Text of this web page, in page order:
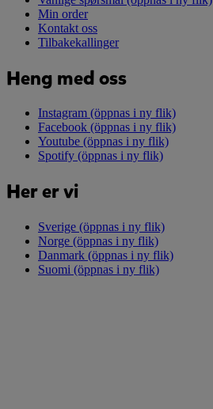
Min order
Kontakt oss
Tilbakekallinger
Heng med oss
Instagram (öppnas i ny flik)
Facebook (öppnas i ny flik)
Youtube (öppnas i ny flik)
Spotify (öppnas i ny flik)
Her er vi
Sverige (öppnas i ny flik)
Norge (öppnas i ny flik)
Danmark (öppnas i ny flik)
Suomi (öppnas i ny flik)